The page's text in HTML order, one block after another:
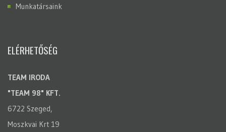
Munkatársaink
ELÉRHETŐSÉG
TEAM IRODA
"TEAM 98" KFT.
6722 Szeged,
Moszkvai Krt 19